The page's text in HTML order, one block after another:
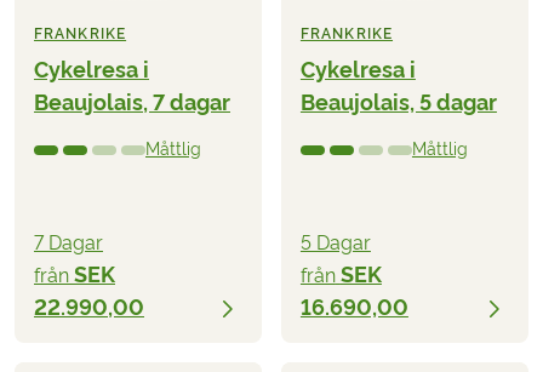
FRANKRIKE
Cykelresa i
Beaujolais, 7 dagar
Måttlig
7 Dagar
från SEK
22.990,00
FRANKRIKE
Cykelresa i
Beaujolais, 5 dagar
Måttlig
5 Dagar
från SEK
16.690,00